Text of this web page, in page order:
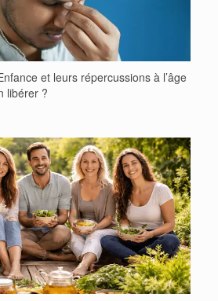
et leurs répercussions à l’âge
libérer ?